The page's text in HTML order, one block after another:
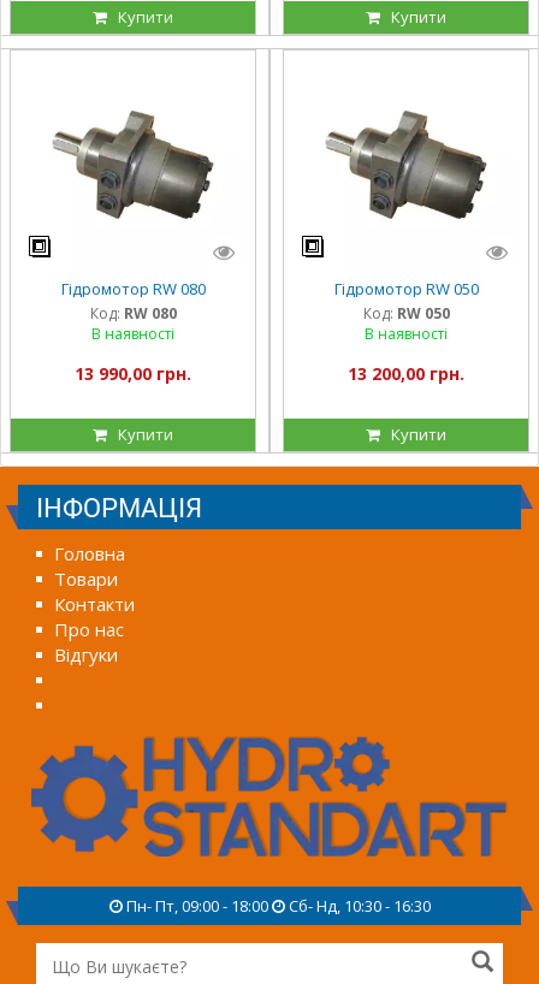
Купити Купити
Гідромотор RW 080
Код: RW 080
В наявності
13 990,00 грн.
Купити
Гідромотор RW 050
Код: RW 050
В наявності
13 200,00 грн.
Купити
ІНФОРМАЦІЯ
Головна
Товари
Контакти
Про нас
Відгуки
Пн- Пт, 09:00 - 18:00 Сб- Нд, 10:30 - 16:30